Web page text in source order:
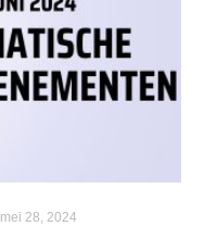
mei 28, 2024